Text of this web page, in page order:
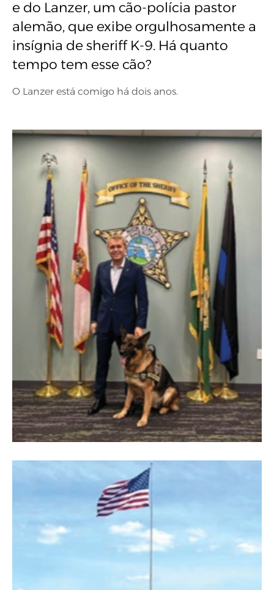
e do Lanzer, um cão-polícia pastor
alemão, que exibe orgulhosamente a
insígnia de sheriff K-9. Há quanto
tempo tem esse cão?
O Lanzer está comigo há dois anos.